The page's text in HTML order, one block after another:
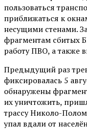
пользоваться
приближаться к
несущими стенами.
фрагментам сбитых
работу ПВО, а также
Предыдущий раз
фиксировалась 5
обнаружены
их уничтожить,
трассу Николо-
упал вдали от